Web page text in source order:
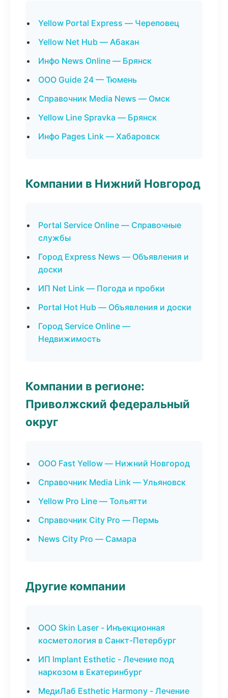
Yellow Portal Express — Череповец
Yellow Net Hub — Абакан
Инфо News Online — Брянск
ООО Guide 24 — Тюмень
Справочник Media News — Омск
Yellow Line Spravka — Брянск
Инфо Pages Link — Хабаровск
Компании в Нижний Новгород
Portal Service Online — Справочные
службы
Город Express News — Объявления и
доски
ИП Net Link — Погода и пробки
Portal Hot Hub — Объявления и доски
Город Service Online —
Недвижимость
Компании в регионе:
Приволжский федеральный
округ
ООО Fast Yellow — Нижний Новгород
Справочник Media Link — Ульяновск
Yellow Pro Line — Тольятти
Справочник City Pro — Пермь
News City Pro — Самара
Другие компании
ООО Skin Laser - Инъекционная
косметология в Санкт-Петербург
ИП Implant Esthetic - Лечение под
наркозом в Екатеринбург
МедиЛаб Esthetic Harmony - Лечение